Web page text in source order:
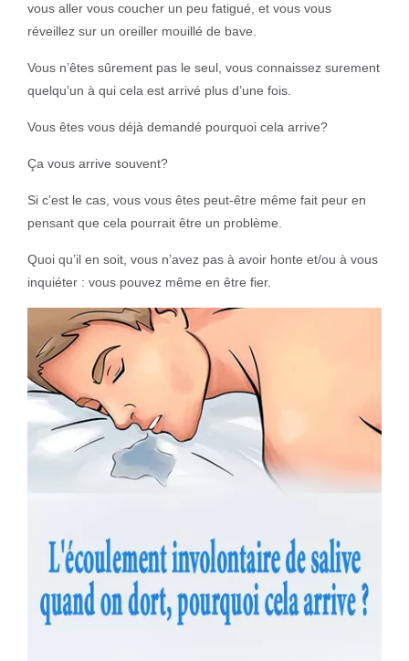
vous aller vous coucher un peu fatigué, et vous vous
réveillez sur un oreiller mouillé de bave.
Vous n’êtes sûrement pas le seul, vous connaissez surement
quelqu’un à qui cela est arrivé plus d’une fois.
Vous êtes vous déjà demandé pourquoi cela arrive?
Ça vous arrive souvent?
Si c’est le cas, vous vous êtes peut-être même fait peur en
pensant que cela pourrait être un problème.
Quoi qu’il en soit, vous n’avez pas à avoir honte et/ou à vous
inquiéter : vous pouvez même en être fier.